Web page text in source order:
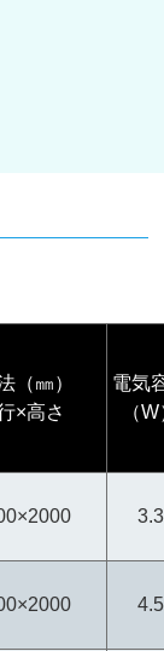
（㎜）
×高さ
電気
（
3.3
4.5